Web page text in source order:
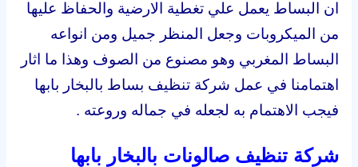
ان البساط يعمل علي تغطية الارضية والحفاظ عليها
من الميكروبات وجعل المنظر جميل ومن انواعه
البساط المغربي وهو مصنوع من الصوف وهذا ما اثار
اهتمامنا في عمل شركة تنظيف بساط بالبخار بابها
فيجب الاهتمام به لجعله في جماله وروعته .
شركة تنظيف صالونات بالبخار بابها